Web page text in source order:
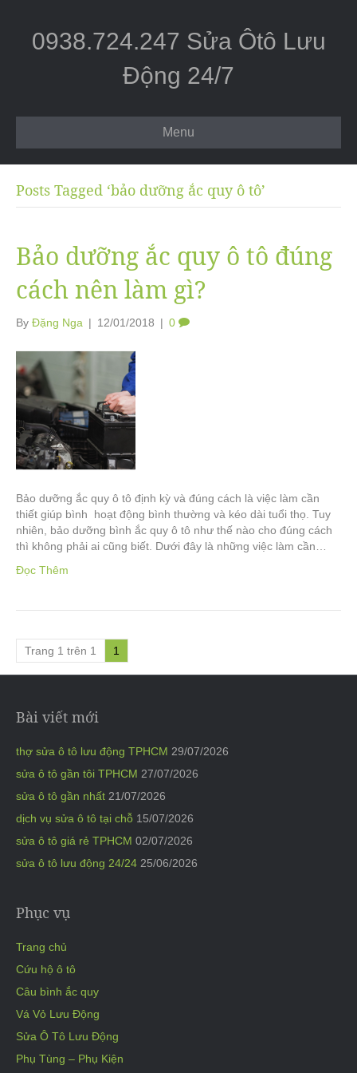
0938.724.247 Sửa Ôtô Lưu
Động 24/7
Menu
Posts Tagged ‘bảo dưỡng ắc quy ô tô’
Bảo dưỡng ắc quy ô tô đúng
cách nên làm gì?
By Đặng Nga | 12/01/2018 | 0
Bảo dưỡng ắc quy ô tô định kỳ và đúng cách là việc làm cần
thiết giúp bình hoạt động bình thường và kéo dài tuổi thọ. Tuy
nhiên, bảo dưỡng bình ắc quy ô tô như thế nào cho đúng cách
thì không phải ai cũng biết. Dưới đây là những việc làm cần…
Đọc Thêm
Trang 1 trên 1 1
Bài viết mới
thợ sửa ô tô lưu động TPHCM 29/07/2026
sửa ô tô gần tôi TPHCM 27/07/2026
sửa ô tô gần nhất 21/07/2026
dịch vụ sửa ô tô tại chỗ 15/07/2026
sửa ô tô giá rẻ TPHCM 02/07/2026
sửa ô tô lưu động 24/24 25/06/2026
Phục vụ
Trang chủ
Cứu hộ ô tô
Câu bình ắc quy
Vá Vỏ Lưu Động
Sửa Ô Tô Lưu Động
Phụ Tùng – Phụ Kiện